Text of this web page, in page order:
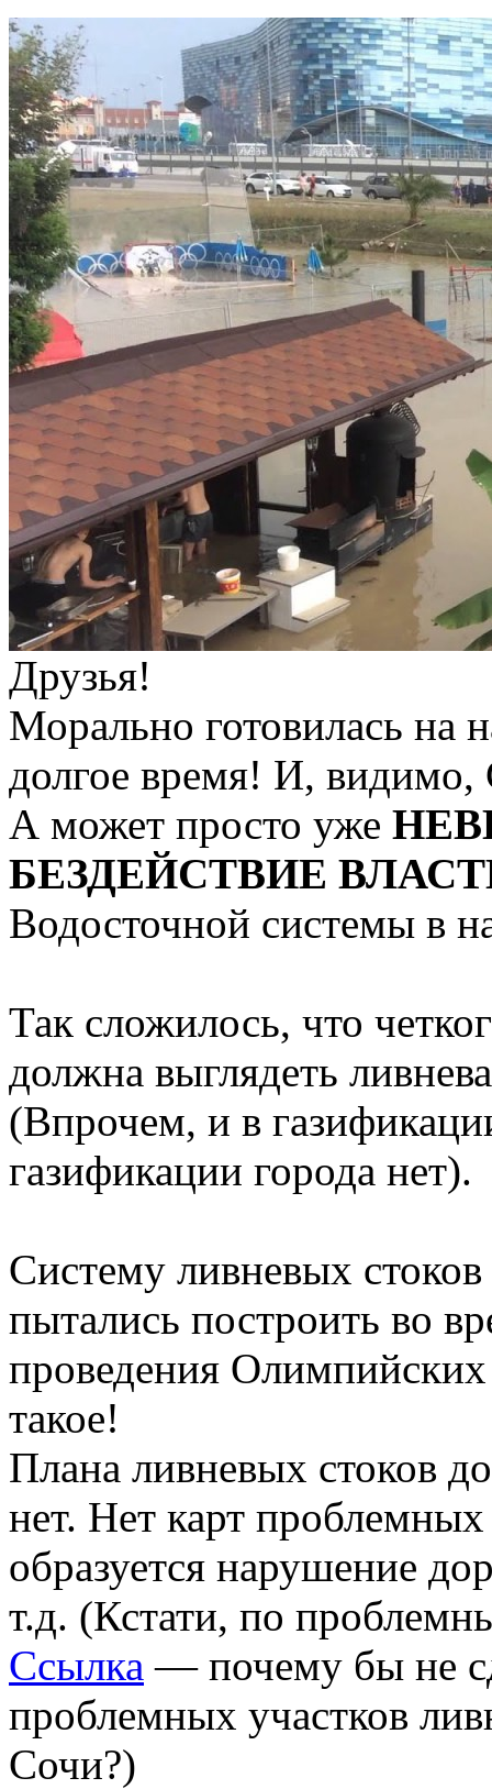
Друзья!
Морально готовилась на
долгое время! И,
А может просто уже
БЕЗДЕЙСТВИЕ
Водосточной системы в
Так сложилось, что
должна выглядеть
(Впрочем, и в
газификации города нет).
Систему ливневых
пытались построить во
проведения
такое!
Плана ливневых стоков
нет. Нет карт проблемных
образуется нарушение
т.д. (Кстати, по
Ссылка — почему бы не
проблемных участков
Сочи?)